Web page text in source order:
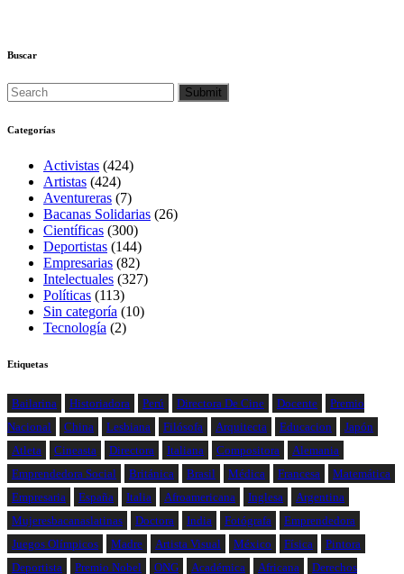
Buscar
Categorías
Activistas (424)
Artistas (424)
Aventureras (7)
Bacanas Solidarias (26)
Científicas (300)
Deportistas (144)
Empresarias (82)
Intelectuales (327)
Políticas (113)
Sin categoría (10)
Tecnología (2)
Etiquetas
Bailarina Historiadora Perú Directora De Cine Docente
Premio
Nacional
China Lesbiana Filósofa Arquitecta Educacion
Japón
Atleta
Cineasta Directora Italiana Compositora
Alemania
Emprendedora Social
Británica Brasil Médica Francesa
Matemática
Empresaria
España Italia Afroamericana Inglesa
Argentina
Mujeresbacanaslatinas
Doctora India Fotógrafa
Emprendedora
Juegos Olímpicos
Madre Artista Visual México Física
Pintora
Deportista
Premio Nobel ONG Académica Africana Derechos